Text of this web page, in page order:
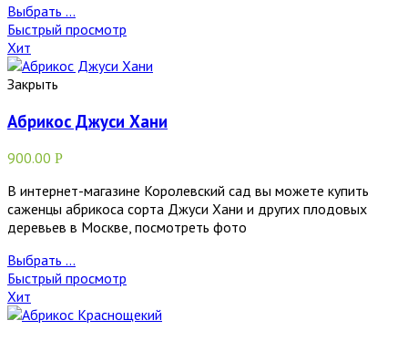
Выбрать ...
Быстрый просмотр
Хит
Закрыть
Абрикос Джуси Хани
900.00 Р
В интернет-магазине Королевский сад вы можете купить
саженцы абрикоса сорта Джуси Хани и других плодовых
деревьев в Москве, посмотреть фото
Выбрать ...
Быстрый просмотр
Хит